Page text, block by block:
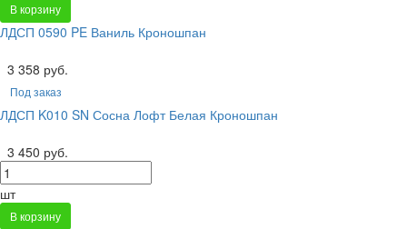
В корзину
ЛДСП 0590 PE Ваниль Кроношпан
3 358 руб.
Под заказ
ЛДСП K010 SN Сосна Лофт Белая Кроношпан
3 450 руб.
шт
В корзину